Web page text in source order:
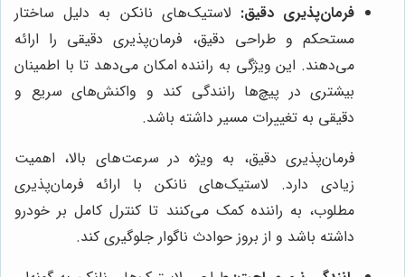
فرمان‌پذیری دقیق: لاستیک‌های نانکن به دلیل ساختار
مستحکم و طراحی دقیق، فرمان‌پذیری دقیقی را ارائه
می‌دهند. این ویژگی به راننده امکان می‌دهد تا با اطمینان
بیشتری در پیچ‌ها رانندگی کند و واکنش‌های سریع و
دقیقی به تغییرات مسیر داشته باشد.
فرمان‌پذیری دقیق، به ویژه در سرعت‌های بالا، اهمیت
زیادی دارد. لاستیک‌های نانکن با ارائه فرمان‌پذیری
مطلوب، به راننده کمک می‌کنند تا کنترل کامل بر خودرو
داشته باشد و از بروز حوادث ناگوار جلوگیری کند.